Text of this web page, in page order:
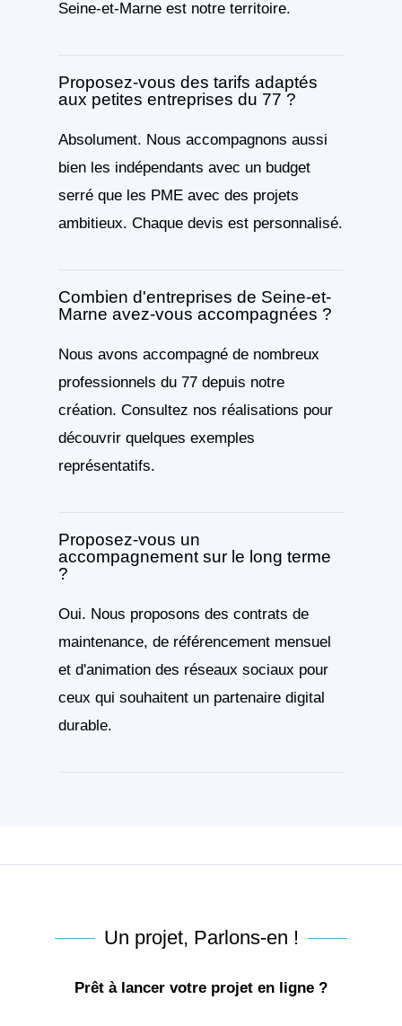
Seine-et-Marne est notre territoire.
Proposez-vous des tarifs adaptés
aux petites entreprises du 77 ?
Absolument. Nous accompagnons aussi
bien les indépendants avec un budget
serré que les PME avec des projets
ambitieux. Chaque devis est personnalisé.
Combien d'entreprises de Seine-et-
Marne avez-vous accompagnées ?
Nous avons accompagné de nombreux
professionnels du 77 depuis notre
création. Consultez nos réalisations pour
découvrir quelques exemples
représentatifs.
Proposez-vous un
accompagnement sur le long terme
?
Oui. Nous proposons des contrats de
maintenance, de référencement mensuel
et d'animation des réseaux sociaux pour
ceux qui souhaitent un partenaire digital
durable.
Un projet, Parlons-en !
Prêt à lancer votre projet en ligne ?